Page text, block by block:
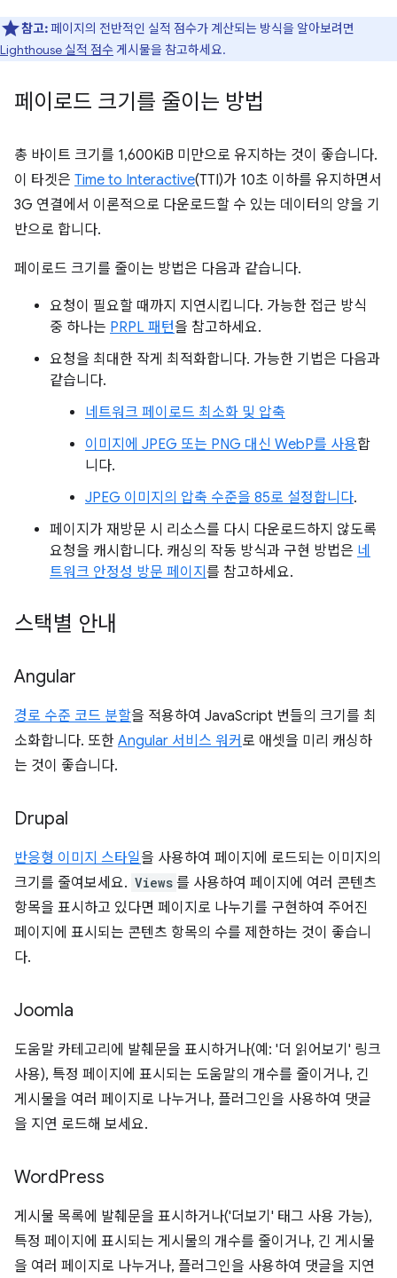
참고:페이지의 전반적인 실적 점수가 계산되는 방식을 알아보려면
Lighthouse 실적 점수 게시물을 참고하세요.
페이로드 크기를 줄이는 방법
총 바이트 크기를 1,600KiB 미만으로 유지하는 것이 좋습니다.
이 타겟은 Time to Interactive(TTI)가 10초 이하를 유지하면서
3G 연결에서 이론적으로 다운로드할 수 있는 데이터의 양을 기
반으로 합니다.
페이로드 크기를 줄이는 방법은 다음과 같습니다.
요청이 필요할 때까지 지연시킵니다. 가능한 접근 방식
중 하나는 PRPL 패턴을 참고하세요.
요청을 최대한 작게 최적화합니다. 가능한 기법은 다음과
같습니다.
네트워크 페이로드 최소화 및 압축
이미지에 JPEG 또는 PNG 대신 WebP를 사용합
니다.
JPEG 이미지의 압축 수준을 85로 설정합니다.
페이지가 재방문 시 리소스를 다시 다운로드하지 않도록
요청을 캐시합니다. 캐싱의 작동 방식과 구현 방법은 네
트워크 안정성 방문 페이지 를 참고하세요.
스택별 안내
Angular
경로 수준 코드 분할을 적용하여 JavaScript 번들의 크기를 최
소화합니다. 또한 Angular 서비스 워커 로 애셋을 미리 캐싱하
는 것이 좋습니다.
Drupal
반응형 이미지 스타일을 사용하여 페이지에 로드되는 이미지의
크기를 줄여보세요. Views 를 사용하여 페이지에 여러 콘텐츠
항목을 표시하고 있다면 페이지로 나누기를 구현하여 주어진
페이지에 표시되는 콘텐츠 항목의 수를 제한하는 것이 좋습니
다.
Joomla
도움말 카테고리에 발췌문을 표시하거나(예: '더 읽어보기' 링크
사용), 특정 페이지에 표시되는 도움말의 개수를 줄이거나, 긴
게시물을 여러 페이지로 나누거나, 플러그인을 사용하여 댓글
을 지연 로드해 보세요.
WordPress
게시물 목록에 발췌문을 표시하거나('더보기' 태그 사용 가능),
특정 페이지에 표시되는 게시물의 개수를 줄이거나, 긴 게시물
을 여러 페이지로 나누거나, 플러그인을 사용하여 댓글을 지연